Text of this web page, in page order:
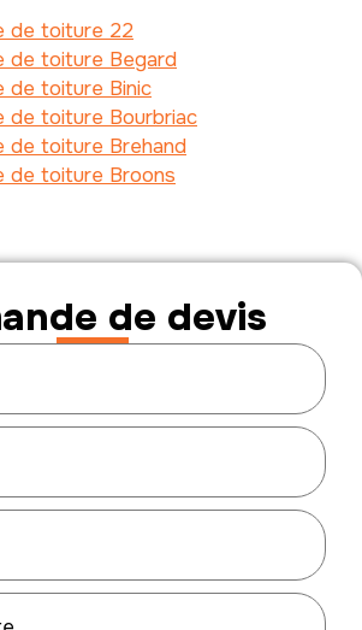
de toiture 22
de toiture Begard
de toiture Binic
de toiture Bourbriac
de toiture Brehand
de toiture Broons
de devis